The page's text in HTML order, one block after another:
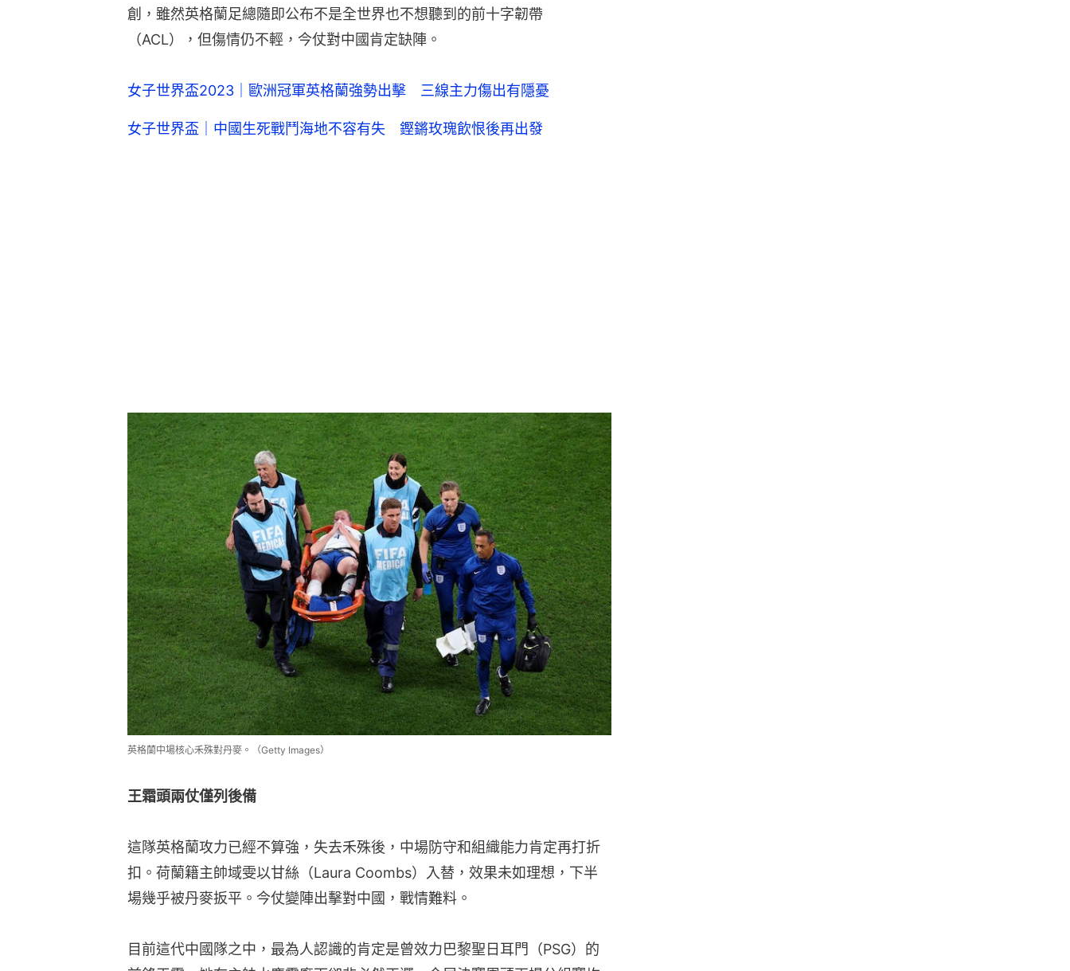
創，雖然英格蘭足總隨即公布不是全世界也不想聽到的前十字韌帶
（ACL），但傷情仍不輕，今仗對中國肯定缺陣。
女子世界盃2023｜歐洲冠軍英格蘭強勢出擊 三線主力傷出有隱憂
女子世界盃｜中國生死戰鬥海地不容有失 鏗鏘玫瑰飲恨後再出發
英格蘭中場核心禾殊對丹麥。（Getty Images）
王霜頭兩仗僅列後備
這隊英格蘭攻力已經不算強，失去禾殊後，中場防守和組織能力肯定再打折
扣。荷蘭籍主帥域雯以甘絲（Laura Coombs）入替，效果未如理想，下半
場幾乎被丹麥扳平。今仗變陣出擊對中國，戰情難料。
目前這代中國隊之中，最為人認識的肯定是曾效力巴黎聖日耳門（PSG）的